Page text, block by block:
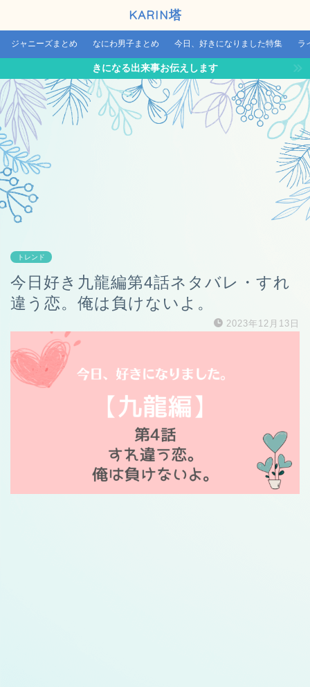
KARIN塔
ジャニーズまとめ なにわ男子まとめ 今日、好きになりました特集 ラ
きになる出来事お伝えします
トレンド
今日好き九龍編第4話ネタバレ・すれ
違う恋。俺は負けないよ。
2023年12月13日